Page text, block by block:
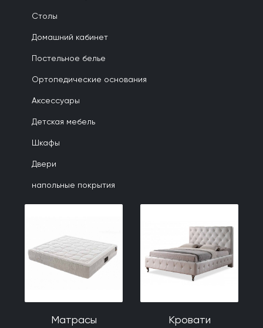
Столы
Домашний кабинет
Постельное белье
Ортопедические основания
Аксессуары
Детская мебель
Шкафы
Двери
напольные покрытия
Матрасы Кровати